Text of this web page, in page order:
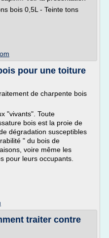
bois 0,5L - Teinte tons
pour une toiture
de charpente bois
"vivants". Toute
bois est la proie de
dégradation susceptibles
" du bois de
voire même les
pour leurs occupants.
traiter contre